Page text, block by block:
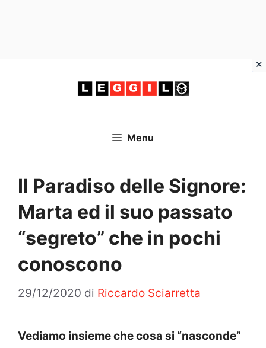
Menu
Il Paradiso delle Signore:
Marta ed il suo passato
“segreto” che in pochi
conoscono
29/12/2020 di Riccardo Sciarretta
Vediamo insieme che cosa si “nasconde”